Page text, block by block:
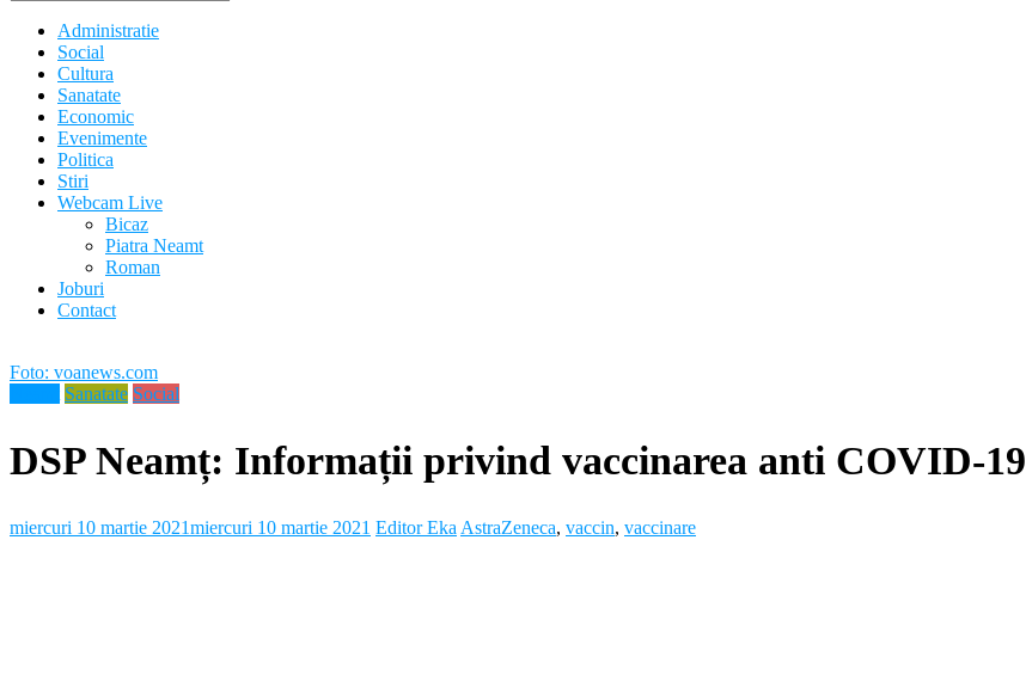
Administratie
Social
Cultura
Sanatate
Economic
Evenimente
Politica
Stiri
Webcam Live
Bicaz
Piatra Neamt
Roman
Joburi
Contact
Foto: voanews.com
Sanatate Social
DSP Neamț: Informații privind vaccinarea anti COVID-
miercuri 10 martie 2021miercuri 10 martie 2021 Editor EkaAstraZeneca, vaccin, vaccinare